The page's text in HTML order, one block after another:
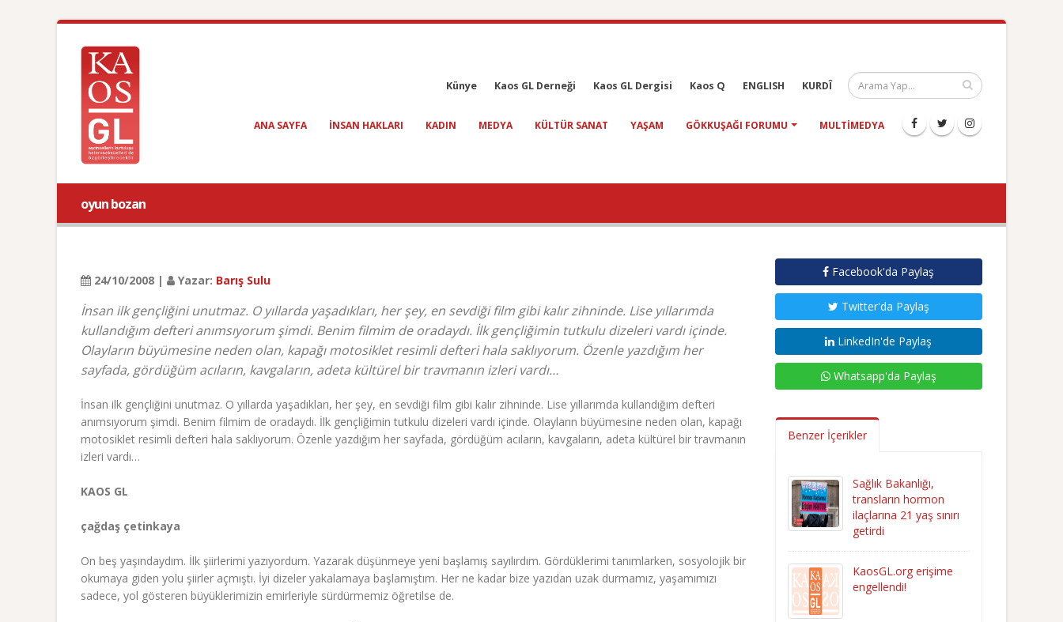
Künye Kaos GL Derneği Kaos GL Dergisi Kaos Q ENGLISH KURDÎ
ANA SAYFA INSAN HAKLARI KADIN MEDYA KÜLTÜR SANAT YAŞAM GÖKKUŞAĞI FORUMU MULTIMEDYA
oyun bozan
24/10/2008 | Yazar: Barış Sulu
İnsan ilk gençliğini unutmaz. O yıllarda yaşadıkları, her şey, en sevdiği film gibi kalır zihninde. Lise yıllarımda
kullandığım defteri anımsıyorum şimdi. Benim filmim de oradaydı. İlk gençliğimin tutkulu dizeleri vardı içinde.
Olayların büyümesine neden olan, kapağı motosiklet resimli defteri hala saklıyorum. Özenle yazdığım her
sayfada, gördüğüm acıların, kavgaların, adeta kültürel bir travmanın izleri vardı…
İnsan ilk gençliğini unutmaz. O yıllarda yaşadıkları, her şey, en sevdiği film gibi kalır zihninde. Lise yıllarımda kullandığım defteri
anımsıyorum şimdi. Benim filmim de oradaydı. İlk gençliğimin tutkulu dizeleri vardı içinde. Olayların büyümesine neden olan, kapağı
motosiklet resimli defteri hala saklıyorum. Özenle yazdığım her sayfada, gördüğüm acıların, kavgaların, adeta kültürel bir travmanın
izleri vardı…
KAOS GL
çağdaş çetinkaya
On beş yaşındaydım. İlk şiirlerimi yazıyordum. Yazarak düşünmeye yeni başlamış sayılırdım. Gördüklerimi tanımlarken, sosyolojik bir
okumaya giden yolu şiirler açmıştı. İyi dizeler yakalamaya başlamıştım. Her ne kadar bize yazıdan uzak durmamız, yaşamımızı
sadece, yol gösteren büyüklerimizin emirleriyle sürdürmemiz öğretilse de.
Facebook'da Paylaş
Twitter'da Paylaş
LinkedIn'de Paylaş
Whatsapp'da Paylaş
Benzer İçerikler
Sağlık Bakanlığı,
transların hormon
ilaçlarına 21 yaş sınırı
getirdi
KaosGL.org erişime
engellendi!